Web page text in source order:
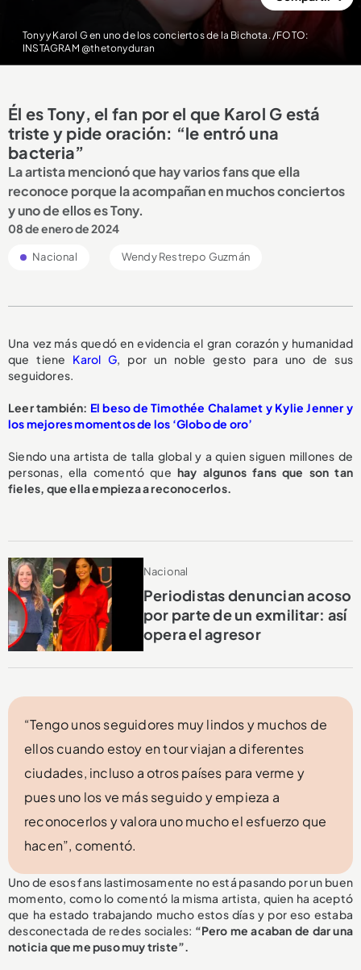
Tony y Karol G en uno de los conciertos de la Bichota. /FOTO:
INSTAGRAM @thetonyduran
Él es Tony, el fan por el que Karol G está
triste y pide oración: “le entró una
bacteria”
La artista mencionó que hay varios fans que ella
reconoce porque la acompañan en muchos conciertos
y uno de ellos es Tony.
08 de enero de 2024
Nacional Wendy Restrepo Guzmán
Una vez más quedó en evidencia el gran corazón y humanidad
que tiene Karol G, por un noble gesto para uno de sus
seguidores.
Leer también: El beso de Timothée Chalamet y Kylie Jenner y
los mejores momentos de los ‘Globo de oro’
Siendo una artista de talla global y a quien siguen millones de
personas, ella comentó que hay algunos fans que son tan
fieles, que ella empieza a reconocerlos.
Nacional
Periodistas denuncian acoso
por parte de un exmilitar: así
opera el agresor
“Tengo unos seguidores muy lindos y muchos de
ellos cuando estoy en tour viajan a diferentes
ciudades, incluso a otros países para verme y
pues uno los ve más seguido y empieza a
reconocerlos y valora uno mucho el esfuerzo que
hacen”, comentó.
Uno de esos fans lastimosamente no está pasando por un buen
momento, como lo comentó la misma artista, quien ha aceptó
que ha estado trabajando mucho estos días y por eso estaba
desconectada de redes sociales: “Pero me acaban de dar una
noticia que me puso muy triste”.